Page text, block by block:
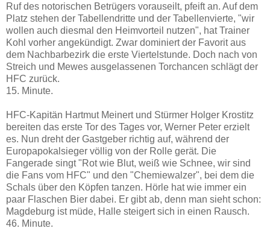
Ruf des notorischen Betrügers vorauseilt, pfeift an. Auf dem
Platz stehen der Tabellendritte und der Tabellenvierte, "wir
wollen auch diesmal den Heimvorteil nutzen", hat Trainer
Kohl vorher angekündigt. Zwar dominiert der Favorit aus
dem Nachbarbezirk die erste Viertelstunde. Doch nach von
Streich und Mewes ausgelassenen Torchancen schlägt der
HFC zurück.
15. Minute.
HFC-Kapitän Hartmut Meinert und Stürmer Holger Krostitz
bereiten das erste Tor des Tages vor, Werner Peter erzielt
es. Nun dreht der Gastgeber richtig auf, während der
Europapokalsieger völlig von der Rolle gerät. Die
Fangerade singt "Rot wie Blut, weiß wie Schnee, wir sind
die Fans vom HFC" und den "Chemiewalzer", bei dem die
Schals über den Köpfen tanzen. Hörle hat wie immer ein
paar Flaschen Bier dabei. Er gibt ab, denn man sieht schon:
Magdeburg ist müde, Halle steigert sich in einen Rausch.
46. Minute.